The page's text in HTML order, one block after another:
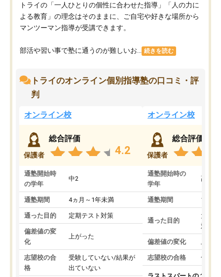
トライの「一人ひとりの個性に合わせた指導」「人の力に
よる教育」の理念はそのままに、ご自宅や好きな場所から
マンツーマン指導が受講できます。
部活や習い事で塾に通うのが難しいお... 続きを読む
トライのオンライン個別指導塾の口コミ・評
判
オンライン校
保護者
総合評価
4.2
通塾開始時
の学年
中2
通塾期間 4ヵ月～1年未満
通った目的 定期テスト対策
偏差値の変
化
上がった
志望校の合
格
受験していない/結果が
出ていない
オンライン校
保護者
総合評価
通塾開始時の
学年
高3
通塾期間 1～3
通った目的
大学
対策
偏差値の変化
志望校の合格 合格